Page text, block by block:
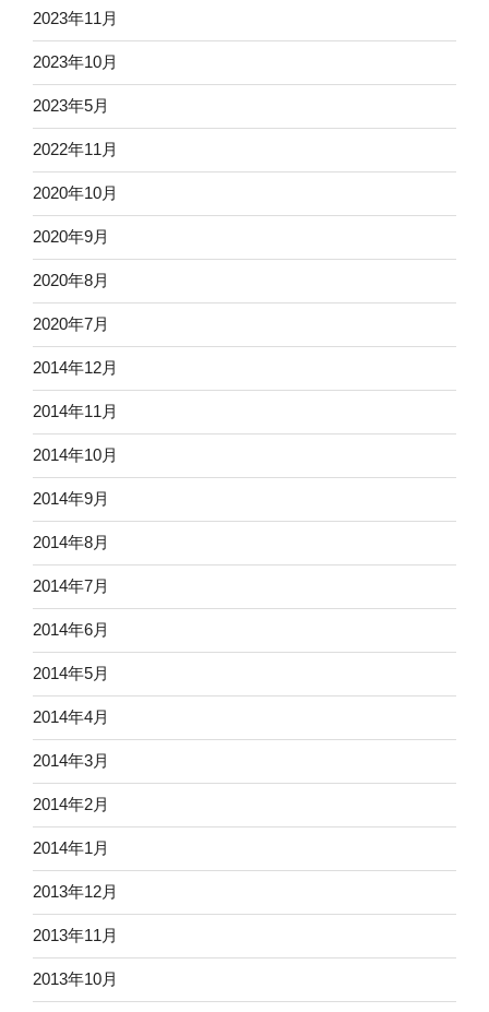
2023年11月
2023年10月
2023年5月
2022年11月
2020年10月
2020年9月
2020年8月
2020年7月
2014年12月
2014年11月
2014年10月
2014年9月
2014年8月
2014年7月
2014年6月
2014年5月
2014年4月
2014年3月
2014年2月
2014年1月
2013年12月
2013年11月
2013年10月